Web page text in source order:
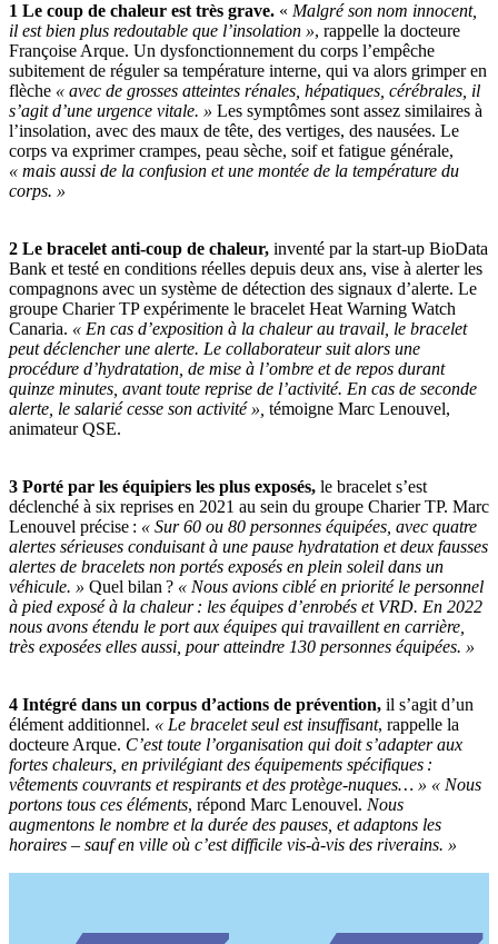
1 Le coup de chaleur est très grave. « Malgré son nom innocent,
il est bien plus redoutable que l’insolation », rappelle la docteure
Françoise Arque. Un dysfonctionnement du corps l’empêche
subitement de réguler sa température interne, qui va alors grimper en
flèche « avec de grosses atteintes rénales, hépatiques, cérébrales, il
s’agit d’une urgence vitale. » Les symptômes sont assez similaires à
l’insolation, avec des maux de tête, des vertiges, des nausées. Le
corps va exprimer crampes, peau sèche, soif et fatigue générale,
« mais aussi de la confusion et une montée de la température du
corps. »
2 Le bracelet anti-coup de chaleur, inventé par la start-up BioData
Bank et testé en conditions réelles depuis deux ans, vise à alerter les
compagnons avec un système de détection des signaux d’alerte. Le
groupe Charier TP expérimente le bracelet Heat Warning Watch
Canaria. « En cas d’exposition à la chaleur au travail, le bracelet
peut déclencher une alerte. Le collaborateur suit alors une
procédure d’hydratation, de mise à l’ombre et de repos durant
quinze minutes, avant toute reprise de l’activité. En cas de seconde
alerte, le salarié cesse son activité », témoigne Marc Lenouvel,
animateur QSE.
3 Porté par les équipiers les plus exposés, le bracelet s’est
déclenché à six reprises en 2021 au sein du groupe Charier TP. Marc
Lenouvel précise : « Sur 60 ou 80 personnes équipées, avec quatre
alertes sérieuses conduisant à une pause hydratation et deux fausses
alertes de bracelets non portés exposés en plein soleil dans un
véhicule. » Quel bilan ? « Nous avions ciblé en priorité le personnel
à pied exposé à la chaleur : les équipes d’enrobés et VRD. En 2022
nous avons étendu le port aux équipes qui travaillent en carrière,
très exposées elles aussi, pour atteindre 130 personnes équipées. »
4 Intégré dans un corpus d’actions de prévention, il s’agit d’un
élément additionnel. « Le bracelet seul est insuffisant, rappelle la
docteure Arque. C’est toute l’organisation qui doit s’adapter aux
fortes chaleurs, en privilégiant des équipements spécifiques :
vêtements couvrants et respirants et des protège-nuques… » « Nous
portons tous ces éléments, répond Marc Lenouvel. Nous
augmentons le nombre et la durée des pauses, et adaptons les
horaires – sauf en ville où c’est difficile vis-à-vis des riverains. »